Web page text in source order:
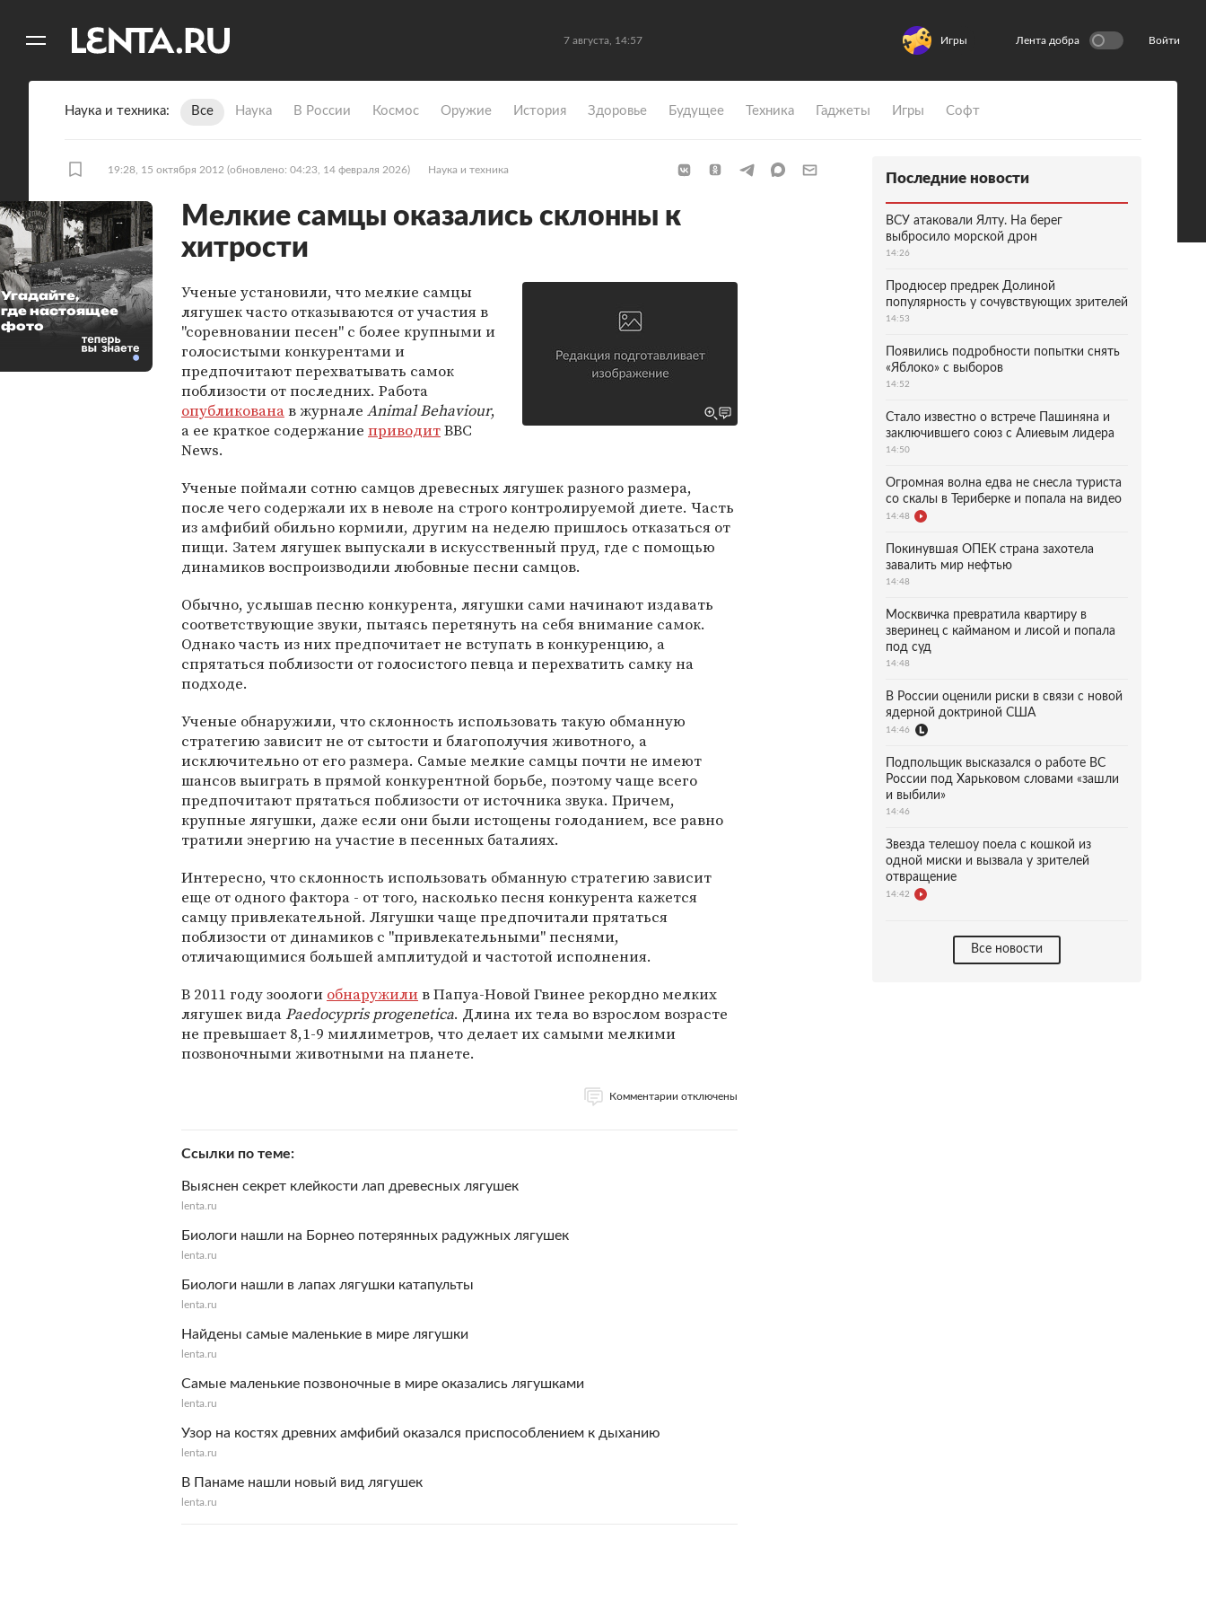
7 августа, 14:57 Игры Лента добра Войти
Наука и техника Все Наука В России Космос Оружие История Здоровье Будущее Техника Гаджеты Игры Софт
19:28, 15 октября 2012 (обновлено: 04:23, 14 февраля 2026) Наука и техника
Мелкие самцы оказались склонны к
хитрости
Ученые установили, что мелкие самцы
лягушек часто отказываются от участия в
"соревновании песен" с более крупными и
голосистыми конкурентами и
предпочитают перехватывать самок
поблизости от последних. Работа
опубликованав журнале Animal Behaviour,
а ее краткое содержание приводитBBC
News.
Ученые поймали сотню самцов древесных лягушек разного размера,
после чего содержали их в неволе на строго контролируемой диете. Часть
из амфибий обильно кормили, другим на неделю пришлось отказаться от
пищи. Затем лягушек выпускали в искусственный пруд, где с помощью
динамиков воспроизводили любовные песни самцов.
Обычно, услышав песню конкурента, лягушки сами начинают издавать
соответствующие звуки, пытаясь перетянуть на себя внимание самок.
Однако часть из них предпочитает не вступать в конкуренцию, а
спрятаться поблизости от голосистого певца и перехватить самку на
подходе.
Ученые обнаружили, что склонность использовать такую обманную
стратегию зависит не от сытости и благополучия животного, а
исключительно от его размера. Самые мелкие самцы почти не имеют
шансов выиграть в прямой конкурентной борьбе, поэтому чаще всего
предпочитают прятаться поблизости от источника звука. Причем,
крупные лягушки, даже если они были истощены голоданием, все равно
тратили энергию на участие в песенных баталиях.
Интересно, что склонность использовать обманную стратегию зависит
еще от одного фактора - от того, насколько песня конкурента кажется
самцу привлекательной. Лягушки чаще предпочитали прятаться
поблизости от динамиков с "привлекательными" песнями,
отличающимися большей амплитудой и частотой исполнения.
В 2011 году зоологи обнаружилив Папуа-Новой Гвинее рекордно мелких
лягушек видаPaedocypris progenetica. Длина их тела во взрослом возрасте
не превышает 8,1-9 миллиметров, что делает их самыми мелкими
позвоночными животными на планете.
Комментарии отключены
Ссылки по теме
Выяснен секрет клейкости лап древесных лягушек
lenta.ru
Биологи нашли на Борнео потерянных радужных лягушек
lenta.ru
Биологи нашли в лапах лягушки катапульты
lenta.ru
Найдены самые маленькие в мире лягушки
lenta.ru
Самые маленькие позвоночные в мире оказались лягушками
lenta.ru
Узор на костях древних амфибий оказался приспособлением к дыханию
lenta.ru
В Панаме нашли новый вид лягушек
lenta.ru
Угадайте,
где настоящее
фото
Последние новости
ВСУ атаковали Ялту. На берег
выбросило морской дрон
14:26
Продюсер предрек Долиной
популярность у сочувствующих зрителей
14:53
Появились подробности попытки снять
«Яблоко» с выборов
14:52
Стало известно о встрече Пашиняна и
заключившего союз с Алиевым лидера
14:50
Огромная волна едва не снесла туриста
со скалы в Териберке и попала на видео
14:48
Покинувшая ОПЕК страна захотела
завалить мир нефтью
14:48
Москвичка превратила квартиру в
зверинец с кайманом и лисой и попала
под суд
14:48
В России оценили риски в связи с новой
ядерной доктриной США
14:46
Подпольщик высказался о работе ВС
России под Харьковом словами «зашли
и выбили»
14:46
Звезда телешоу поела с кошкой из
одной миски и вызвала у зрителей
отвращение
14:42
Все новости